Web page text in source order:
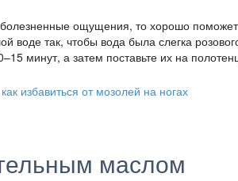
ощущения, то хорошо поможет
воде так, чтобы вода была слегка
минут, а затем поставьте их на
маслом